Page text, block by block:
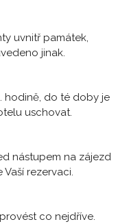
uvnitř památek,
jinak.
hodině, do té doby je
uschovat.
nástupem na zájezd
rezervaci.
co nejdříve.